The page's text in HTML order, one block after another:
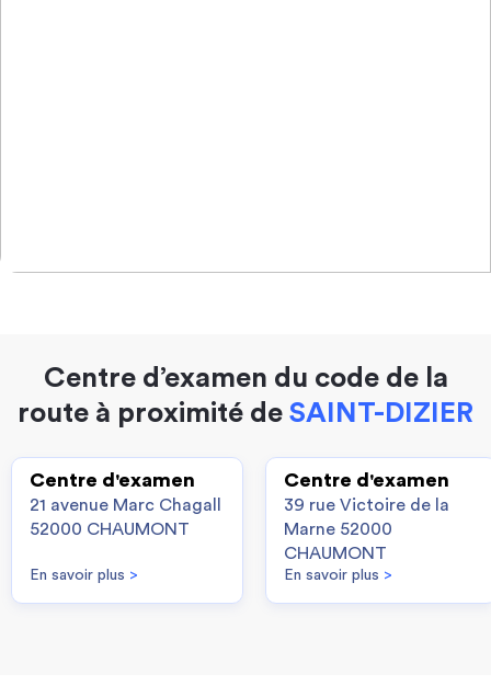
Centre d’examen du code de la
route à proximité de SAINT-DIZIER
Centre d'examen
21 avenue Marc Chagall
52000 CHAUMONT
En savoir plus >
Centre d'examen
39 rue Victoire de la
Marne 52000
CHAUMONT
En savoir plus >